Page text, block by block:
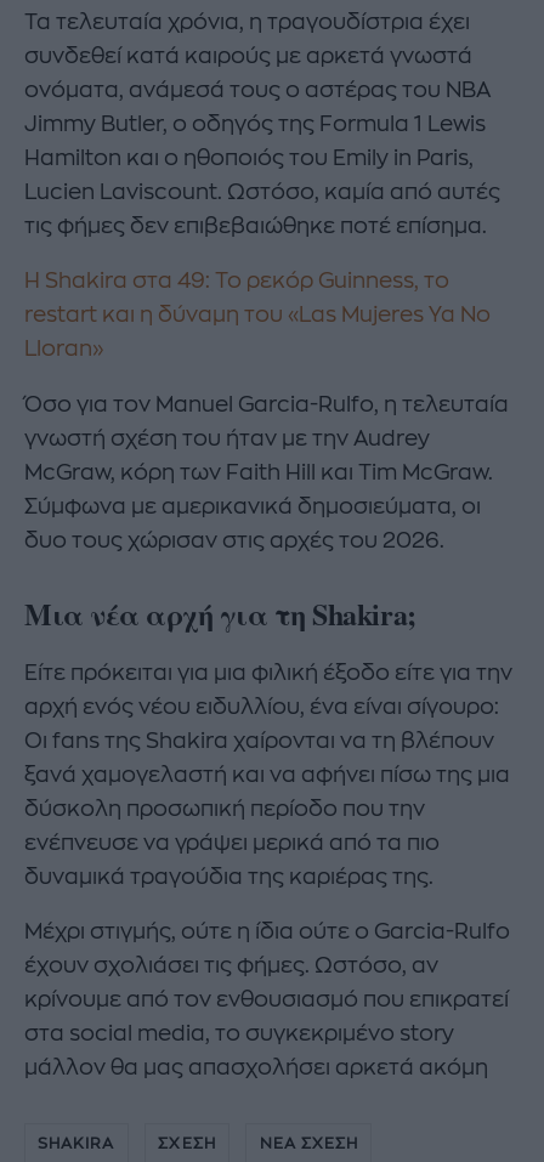
Τα τελευταία χρόνια, η τραγουδίστρια έχει
συνδεθεί κατά καιρούς με αρκετά γνωστά
ονόματα, ανάμεσά τους ο αστέρας του NBA
Jimmy Butler, ο οδηγός της Formula 1 Lewis
Hamilton και ο ηθοποιός του Emily in Paris,
Lucien Laviscount. Ωστόσο, καμία από αυτές
τις φήμες δεν επιβεβαιώθηκε ποτέ επίσημα.
Η Shakira στα 49: Το ρεκόρ Guinness, το
restart και η δύναμη του «Las Mujeres Ya No
Lloran»
Όσο για τον Manuel Garcia-Rulfo, η τελευταία
γνωστή σχέση του ήταν με την Audrey
McGraw, κόρη των Faith Hill και Tim McGraw.
Σύμφωνα με αμερικανικά δημοσιεύματα, οι
δυο τους χώρισαν στις αρχές του 2026.
Μια νέα αρχή για τη Shakira;
Είτε πρόκειται για μια φιλική έξοδο είτε για την
αρχή ενός νέου ειδυλλίου, ένα είναι σίγουρο:
Οι fans της Shakira χαίρονται να τη βλέπουν
ξανά χαμογελαστή και να αφήνει πίσω της μια
δύσκολη προσωπική περίοδο που την
ενέπνευσε να γράψει μερικά από τα πιο
δυναμικά τραγούδια της καριέρας της.
Μέχρι στιγμής, ούτε η ίδια ούτε ο Garcia-Rulfo
έχουν σχολιάσει τις φήμες. Ωστόσο, αν
κρίνουμε από τον ενθουσιασμό που επικρατεί
στα social media, το συγκεκριμένο story
μάλλον θα μας απασχολήσει αρκετά ακόμη
SHAKIRA ΣΧΕΣΗ ΝΕΑ ΣΧΕΣΗ